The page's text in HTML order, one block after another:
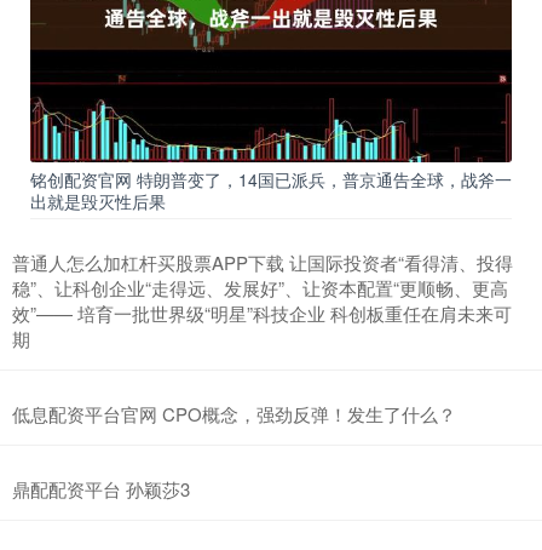
铭创配资官网 特朗普变了，14国已派兵，普京通告全球，战斧一
出就是毁灭性后果
普通人怎么加杠杆买股票APP下载 让国际投资者“看得清、投得
稳”、让科创企业“走得远、发展好”、让资本配置“更顺畅、更高
效”—— 培育一批世界级“明星”科技企业 科创板重任在肩未来可
期
低息配资平台官网 CPO概念，强劲反弹！发生了什么？
鼎配配资平台 孙颖莎3